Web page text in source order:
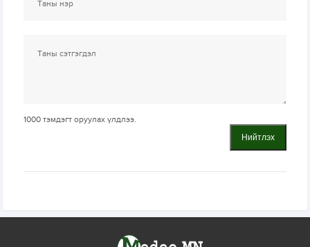
1000 тэмдэгт оруулах үлдлээ.
Нийтлэх